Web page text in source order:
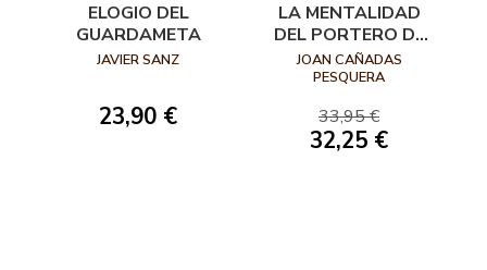
ELOGIO DEL
GUARDAMETA
JAVIER SANZ
23,90 €
LA MENTALIDAD
DEL PORTERO DE
FÚTBOL
JOAN CAÑADAS
PESQUERA
33,95 €
32,25 €